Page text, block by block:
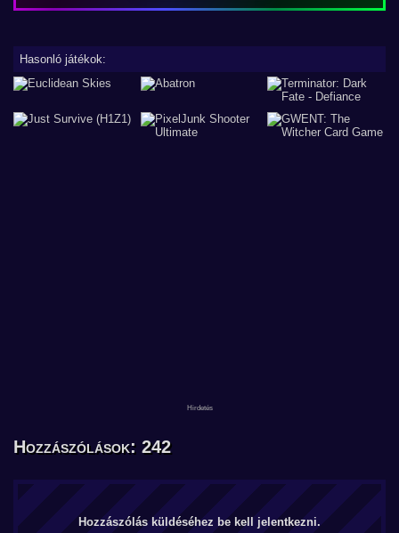
Hasonló játékok:
Hozzászólások: 242
Hozzászólás küldéséhez be kell jelentkezni.